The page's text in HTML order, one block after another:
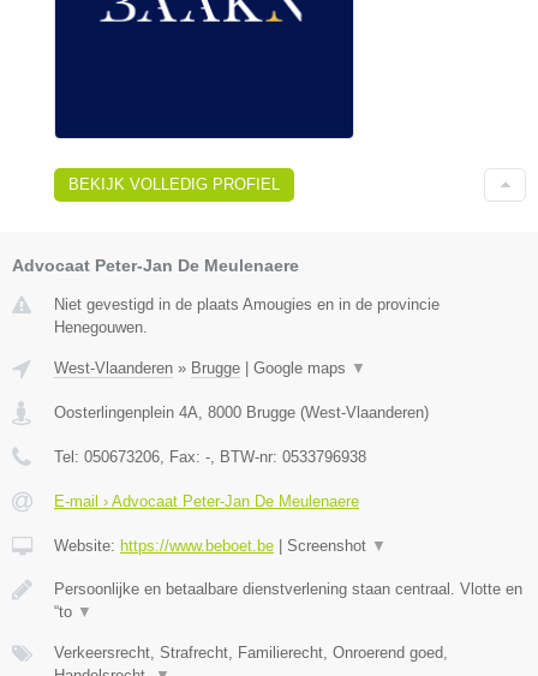
BEKIJK VOLLEDIG PROFIEL
Advocaat Peter-Jan De Meulenaere
Niet gevestigd in de plaats Amougies en in de provincie
Henegouwen.
West-Vlaanderen » Brugge Google maps ▼
Oosterlingenplein 4A, 8000 Brugge (West-Vlaanderen)
Tel: 050673206, Fax: -, BTW-nr: 0533796938
E-mail › Advocaat Peter-Jan De Meulenaere
Website: https://www.beboet.be Screenshot ▼
Persoonlijke en betaalbare dienstverlening staan centraal. Vlotte en
“to ▼
Verkeersrecht, Strafrecht, Familierecht, Onroerend goed,